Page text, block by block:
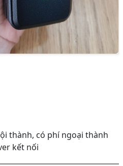
thành, có phí ngoại thành
kết nối